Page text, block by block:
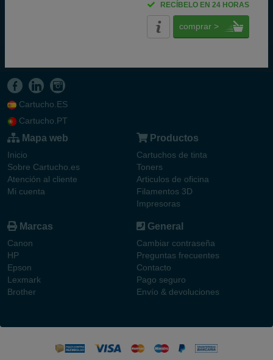
RECÍBELO EN 24 HORAS
comprar >
Cartucho.ES
Cartucho.PT
Mapa web
Inicio
Sobre Cartucho.es
Atención al cliente
Mi cuenta
Productos
Cartuchos de tinta
Toners
Articulos de oficina
Filamentos 3D
Impresoras
Marcas
Canon
HP
Epson
Lexmark
Brother
General
Cambiar contraseña
Preguntas frecuentes
Contacto
Pago seguro
Envío & devoluciones